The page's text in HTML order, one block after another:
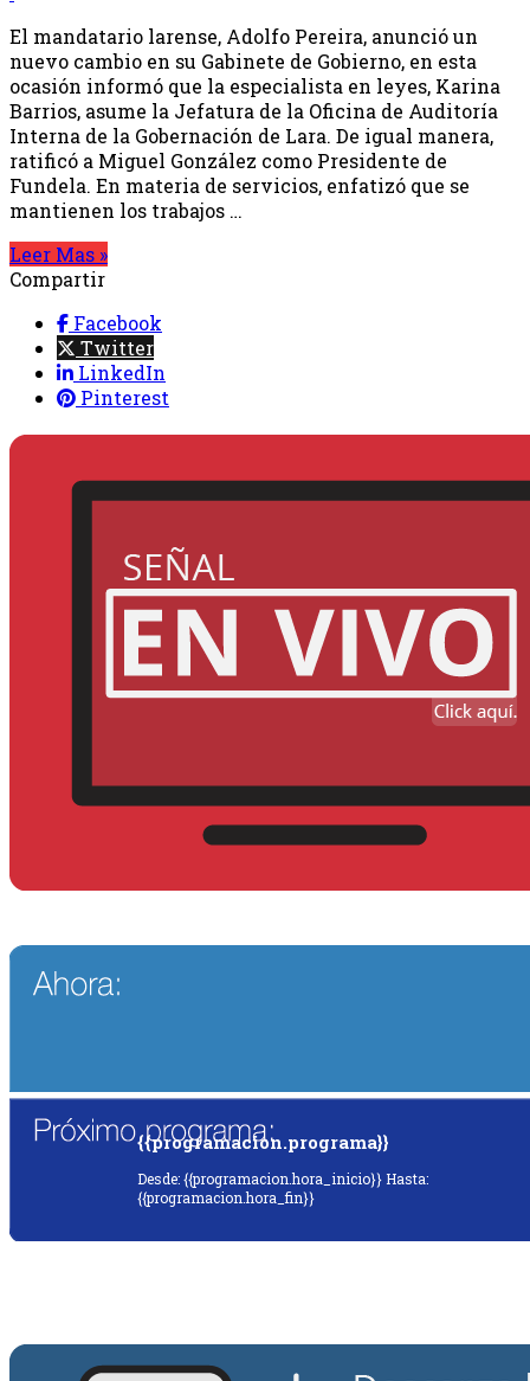
El mandatario larense, Adolfo Pereira, anunció un
nuevo cambio en su Gabinete de Gobierno, en esta
ocasión informó que la especialista en leyes, Karina
Barrios, asume la Jefatura de la Oficina de Auditoría
Interna de la Gobernación de Lara. De igual manera,
ratificó a Miguel González como Presidente de
Fundela. En materia de servicios, enfatizó que se
mantienen los trabajos …
Leer Mas »
Compartir
Facebook
Twitter
LinkedIn
Pinterest
{{programacion.programa}}
Desde: {{programacion.hora_inicio}} Hasta:
{{programacion.hora_fin}}